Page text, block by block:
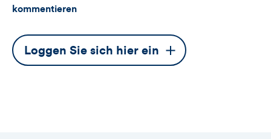
kommentieren
Dieser
Button
Loggen Sie sich hier ein